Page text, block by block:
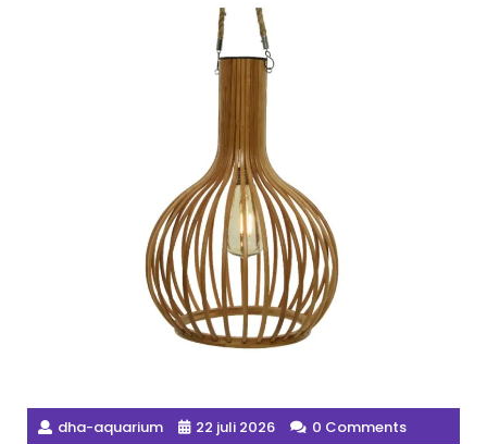
dha-aquarium 22 juli 2026 0 Comments